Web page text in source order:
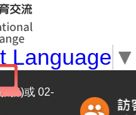
Language ▼
務)或 02-